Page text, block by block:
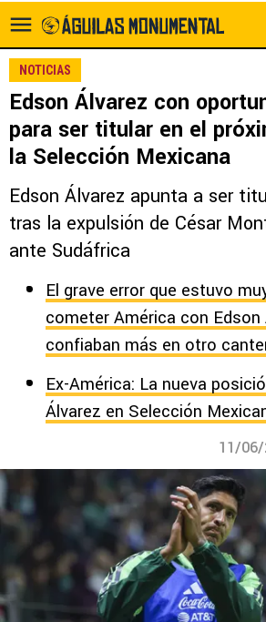
NOTICIAS
Edson Álvarez con
para ser titular en el
la Selección Mexicana
Edson Álvarez apunta a ser
tras la expulsión de César
ante Sudáfrica
El grave error que estuvo
cometer América con Edson
confiaban más en otro
Ex-América: La nueva
Álvarez en Selección
11/